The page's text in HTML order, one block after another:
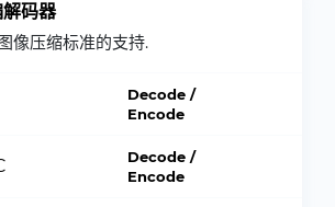
码器
像压缩标准的支持.
Decode /
Encode
Decode /
Encode